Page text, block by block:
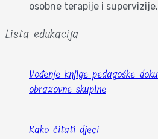
osobne terapije i supervizije.
Lista edukacija
Vođenje knjige pedagoške
obrazovne skupine
Kako čitati djeci